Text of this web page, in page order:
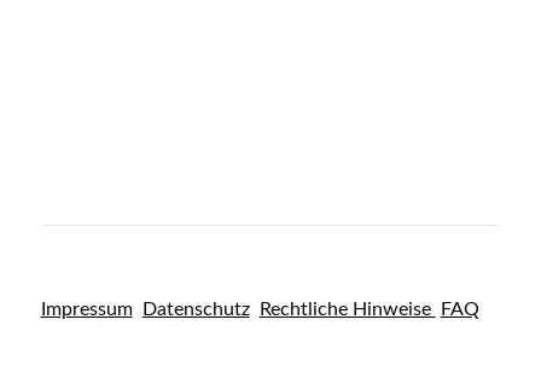
Impressum Datenschutz Rechtliche Hinweise FAQ